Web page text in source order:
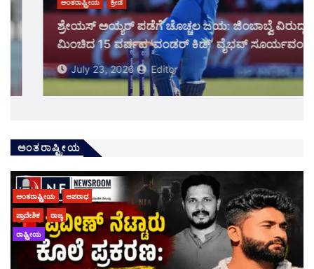
August 4, 2026 Editor
‘ಹಗಲು ನಿದ್ರೆ ಅನೇಕ ರೋಗಗಳಿಗೆ ಆಹ್ವಾನʼ- ರಾಘವೇಶ್ವರ ಶ್ರೀ
August 3, 2026 Editor
ಅಂತರಾಷ್ಟ್ರೀಯ ಕ್ರೀಡೆ
IN Vs END 3rd ODI: ಟೀಕಾಕಾರರ ಬಾಯಿ ಮುಚ್ಚಿಸಿದ
‘ಹಿಟ್‌ಮ್ಯಾನ್’ ಸೆಂಚುರಿ; ಆದರೂ ಭಾರತಕ್ಕೆ ತಪ್ಪಲಿಲ್ಲ ಸರಣಿ
ಸೋಲಿನ ಆಘಾತ!
ಅನಾಮಿಕಾ
ಅಂತರಾಷ್ಟ್ರೀಯ
ಅಂತರಾಷ್ಟ್ರೀಯ ಅಪರಾಧ
ಪ್ರಾದೇಶಿಕ ರಾಜ್ಯ
ರಾಷ್ಟ್ರೀಯ